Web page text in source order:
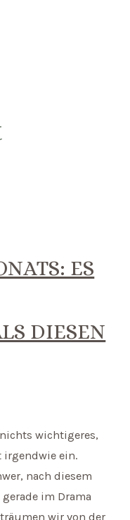
ES
DIESEN
wichtigeres,
irgendwie ein.
nach diesem
im Drama
wir von der